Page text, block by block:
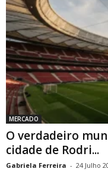
MERCADO
O verdadeiro
cidade de Rodri...
Gabriela Ferreira - 24 Julho